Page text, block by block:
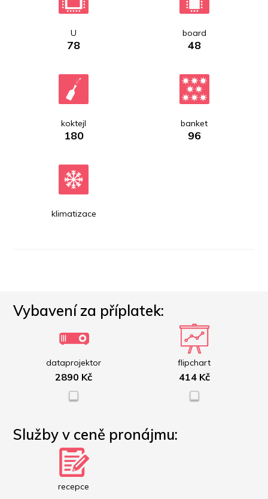
U
78
board
48
koktejl
180
banket
96
klimatizace
Vybavení za příplatek:
dataprojektor
2890 Kč
flipchart
414 Kč
Služby v ceně pronájmu:
recepce